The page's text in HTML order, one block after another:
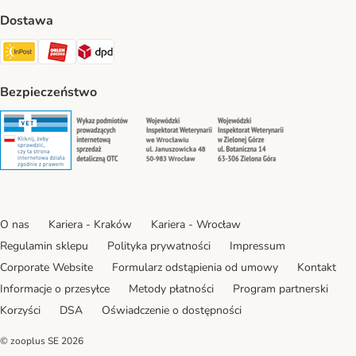
Dostawa
Paczkomat® Shipping Method
ORLEN Paczka Shipping Method
DPD Shipping Method
Bezpieczeństwo
Security Security Security
O nas Kariera - Kraków
Kariera - Wrocław
Regulamin sklepu
Polityka prywatności
Impressum
Corporate Website
Formularz odstąpienia od umowy
Kontakt
Informacje o przesyłce
Metody płatności
Program partnerski
Korzyści
DSA Oświadczenie o dostępności
© zooplus SE 2026